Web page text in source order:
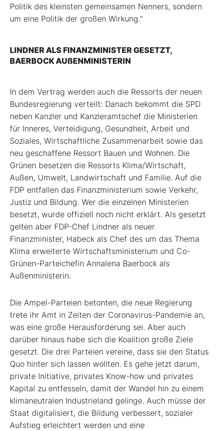
Politik des kleinsten gemeinsamen Nenners, sondern
um eine Politik der großen Wirkung."
LINDNER ALS FINANZMINISTER GESETZT,
BAERBOCK AUßENMINISTERIN
In dem Vertrag werden auch die Ressorts der neuen
Bundesregierung verteilt: Danach bekommt die SPD
neben Kanzler und Kanzleramtschef die Ministerien
für Inneres, Verteidigung, Gesundheit, Arbeit und
Soziales, Wirtschaftliche Zusammenarbeit sowie das
neu geschaffene Ressort Bauen und Wohnen. Die
Grünen besetzen die Ressorts Klima/Wirtschaft,
Außen, Umwelt, Landwirtschaft und Familie. Auf die
FDP entfallen das Finanzministerium sowie Verkehr,
Justiz und Bildung. Wer die einzelnen Ministerien
besetzt, wurde offiziell noch nicht erklärt. Als gesetzt
gelten aber FDP-Chef Lindner als neuer
Finanzminister, Habeck als Chef des um das Thema
Klima erweiterte Wirtschaftsministerium und Co-
Grünen-Parteichefin Annalena Baerbock als
Außenministerin.
Die Ampel-Parteien betonten, die neue Regierung
trete ihr Amt in Zeiten der Coronavirus-Pandemie an,
was eine große Herausforderung sei. Aber auch
darüber hinaus habe sich die Koalition große Ziele
gesetzt. Die drei Parteien vereine, dass sie den Status
Quo hinter sich lassen wollten. Es gehe jetzt darum,
private Initiative, privates Know-how und privates
Kapital zu entfesseln, damit der Wandel hin zu einem
klimaneutralen Industrieland gelinge. Auch müsse der
Staat digitalisiert, die Bildung verbessert, sozialer
Aufstieg erleichtert werden und eine